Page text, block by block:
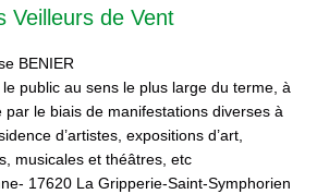
Veilleurs de Vent
BENIER
le public au sens le plus large du terme, à
le biais de manifestations diverses à
d’artistes, expositions d’art,
musicales et théâtres, etc
17620 La Gripperie-Saint-Symphorien